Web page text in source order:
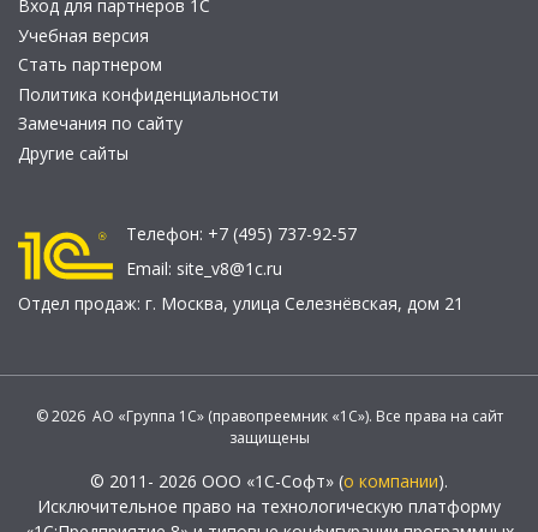
Вход для партнеров 1С
Учебная версия
Стать партнером
Политика конфиденциальности
Замечания по сайту
Другие сайты
Телефон: +7 (495) 737-92-57
Email: site_v8@1c.ru
Отдел продаж: г. Москва, улица Селезнёвская, дом 21
© 2026 АО «Группа 1С» (правопреемник «1С»). Все права на сайт
защищены
© 2011- 2026 ООО «1С-Софт» (о компании).
Исключительное право на технологическую платформу